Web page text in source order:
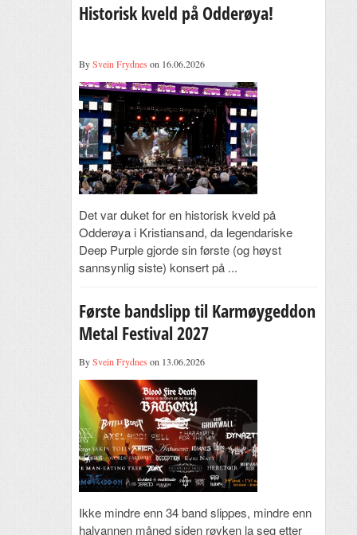
Historisk kveld på Odderøya!
BySvein Frydnes on 16.06.2026
Det var duket for en historisk kveld på
Odderøya i Kristiansand, da legendariske
Deep Purple gjorde sin første (og høyst
sannsynlig siste) konsert på ...
Første bandslipp til Karmøygeddon
Metal Festival 2027
BySvein Frydnes on 13.06.2026
Ikke mindre enn 34 band slippes, mindre enn
halvannen måned siden røyken la seg etter